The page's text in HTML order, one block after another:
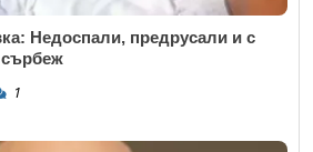
Недоспали, предрусали и с
сърбеж
1